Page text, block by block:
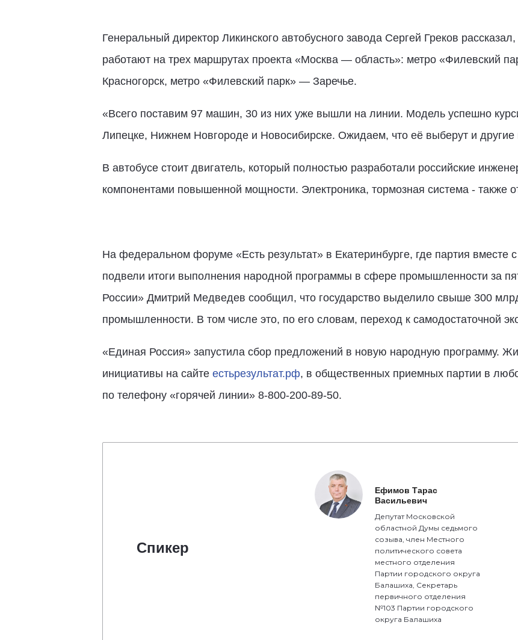
Генеральный директор Ликинского автобусного завода Сергей Греков
работают на трех маршрутах проекта «Москва — область»: метро «Филевский
Красногорск, метро «Филевский парк» — Заречье.
«Всего поставим 97 машин, 30 из них уже вышли на линии. Модель успешно
Липецке, Нижнем Новгороде и Новосибирске. Ожидаем, что её выберут и другие
В автобусе стоит двигатель, который полностью разработали российские
компонентами повышенной мощности. Электроника, тормозная система - также
На федеральном форуме «Есть результат» в Екатеринбурге, где партия вместе
подвели итоги выполнения народной программы в сфере промышленности за
России» Дмитрий Медведев сообщил, что государство выделило свыше 300
промышленности. В том числе это, по его словам, переход к самодостаточной
«Единая Россия» запустила сбор предложений в новую народную программу.
инициативы на сайте естьрезультат.рф, в общественных приемных партии в
по телефону «горячей линии» 8-800-200-89-50.
Спикер
Ефимов Тарас
Васильевич
Депутат Московской
областной Думы седьмого
созыва, член Местного
политического совета
местного отделения
Партии городского округа
Балашиха, Секретарь
первичного отделения
№103 Партии городского
округа Балашиха